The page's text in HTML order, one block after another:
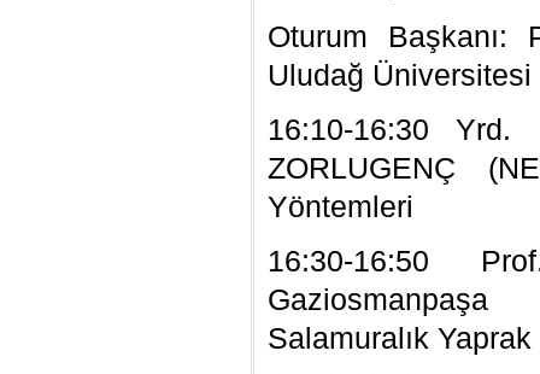
Oturum
Uludağ Üniversitesi
16:10-16:30
ZORLUGENÇ
Yöntemleri
16:30-16:50
Salamuralık